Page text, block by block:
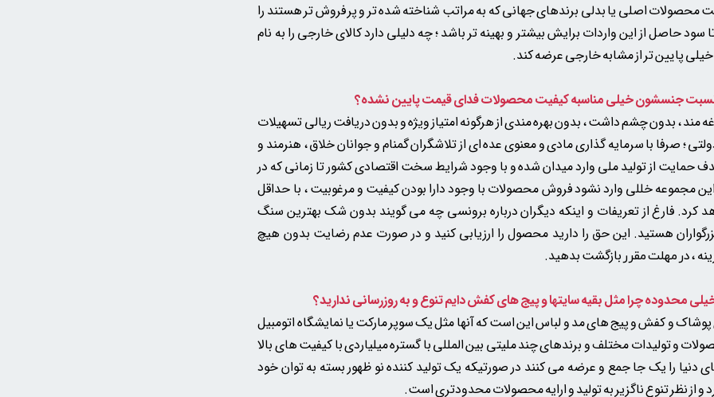
محصولات اصلی یا بدلی برندهای جهانی که به مراتب شناخته شده تر و پر فروش تر هستند را
سود حاصل از این واردات برایش بیشتر و بهینه تر باشد ؛ چه دلیلی دارد کالای خارجی را به نام
پایین تر از مشابه خارجی عرضه کند.
کیفیت محصولات فدای قیمت پایین نشده؟
مند ، بدون چشم داشت ، بدون بهره مندی از هرگونه امتیاز ویژه و بدون دریافت ریالی تسهیلات
؛ صرفا با سرمایه گذاری مادی و معنوی عده ای از تلاشگران گمنام و جوانان خلاق ، هنرمند و
حمایت از تولید ملی وارد میدان شده و با وجود شرایط سخت اقتصادی کشور تا زمانی که در
مجموعه خللی وارد نشود فروش محصولات با وجود دارا بودن کیفیت و مرغوبیت ، با حداقل
کرد. فارغ از تعریفات و اینکه دیگران درباره برونسی چه می گویند بدون شک بهترین سنگ
هستید. این حق را دارید محصول را ارزیابی کنید و در صورت عدم رضایت بدون هیچ
، در مهلت مقرر بازگشت بدهید.
پوشاک و کفش و پیج های مد و لباس این است که آنها مثل یک سوپر مارکت یا نمایشگاه اتومبیل
و تولیدات مختلف و برندهای چند ملیتی بین المللی با گستره میلیاردی با کیفیت های بالا
دنیا را یک جا جمع و عرضه می کنند در صورتیکه یک تولید کننده نو ظهور بسته به توان خود
و از نظر تنوع ناگزیر به تولید و ارایه محصولات محدودتری است.